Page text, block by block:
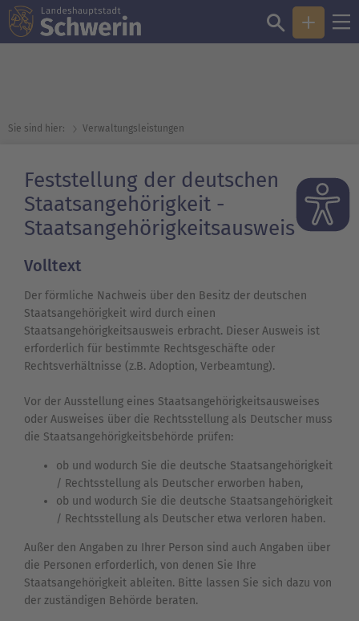
Sie sind hier: Verwaltungsleistungen
Feststellung der deutschen
Staatsangehörigkeit -
Staatsangehörigkeitsausweis
Volltext
Der förmliche Nachweis über den Besitz der deutschen
Staatsangehörigkeit wird durch einen
Staatsangehörigkeitsausweis erbracht. Dieser Ausweis ist
erforderlich für bestimmte Rechtsgeschäfte oder
Rechtsverhältnisse (z.B. Adoption, Verbeamtung).
Vor der Ausstellung eines Staatsangehörigkeitsausweises
oder Ausweises über die Rechtsstellung als Deutscher muss
die Staatsangehörigkeitsbehörde prüfen:
ob und wodurch Sie die deutsche Staatsangehörigkeit
/ Rechtsstellung als Deutscher erworben haben,
ob und wodurch Sie die deutsche Staatsangehörigkeit
/ Rechtsstellung als Deutscher etwa verloren haben.
Außer den Angaben zu Ihrer Person sind auch Angaben über
die Personen erforderlich, von denen Sie Ihre
Staatsangehörigkeit ableiten. Bitte lassen Sie sich dazu von
der zuständigen Behörde beraten.